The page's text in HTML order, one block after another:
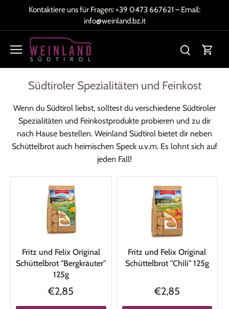
Kontaktiere uns für Fragen:+39 0473 667621 – Email:
info@weinland.bz.it
Südtiroler Spezialitäten und Feinkost
Wenn du Südtirol liebst, solltest du verschiedene Südtiroler
Spezialitäten und Feinkostprodukte probieren und zu dir
nach Hause bestellen. Weinland Südtirol bietet dir neben
Schüttelbrot auch heimischen Speck u.v.m. Es lohnt sich auf
jeden Fall!
Fritz und Felix Original
Schüttelbrot "Bergkräuter"
125g
€2,85
Fritz und Felix Original
Schüttelbrot "Chili" 125g
€2,85